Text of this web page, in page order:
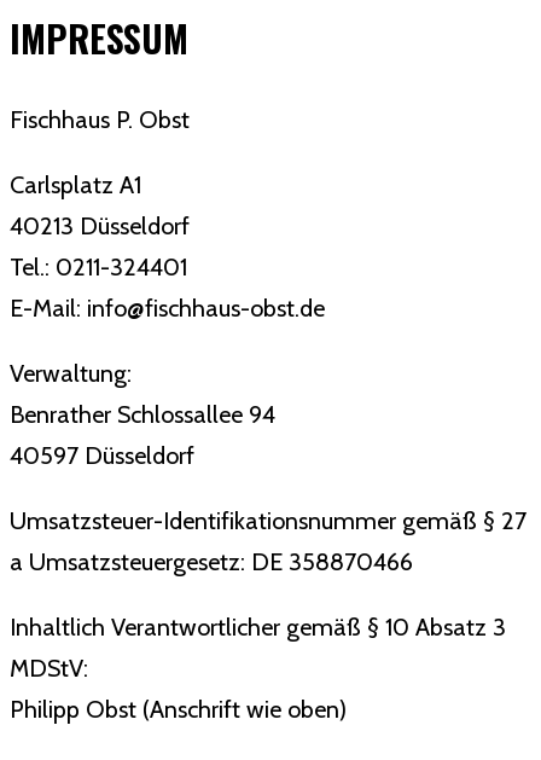
IMPRESSUM
Fischhaus P. Obst
Carlsplatz A1
40213 Düsseldorf
Tel.: 0211-324401
E-Mail: info@fischhaus-obst.de
Verwaltung:
Benrather Schlossallee 94
40597 Düsseldorf
Umsatzsteuer-Identifikationsnummer gemäß § 27
a Umsatzsteuergesetz: DE 358870466
Inhaltlich Verantwortlicher gemäß § 10 Absatz 3
MDStV:
Philipp Obst (Anschrift wie oben)